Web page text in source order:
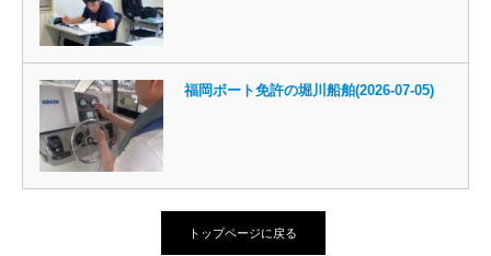
福岡ボート免許の堀川船舶(2026-07-05)
トップページに戻る